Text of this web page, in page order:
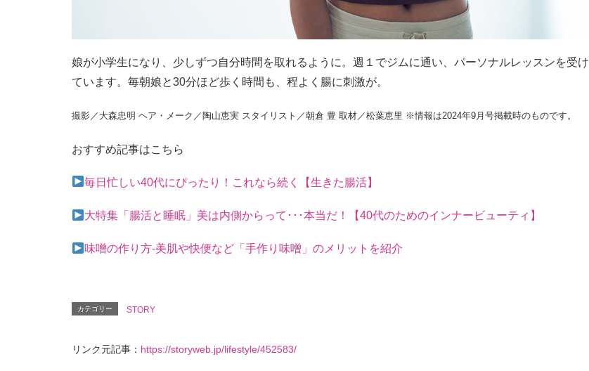
娘が小学生になり、少しずつ自分時間を取れるように。週１でジムに通い、パーソナルレッスンを受け
ています。毎朝娘と30分ほど歩く時間も、程よく腸に刺激が。
撮影／大森忠明 ヘア・メーク／陶山恵実 スタイリスト／朝倉 豊 取材／松葉恵里 ※情報は2024年9月号掲載時のものです。
おすすめ記事はこちら
毎日忙しい40代にぴったり！これなら続く【生きた腸活】
大特集「腸活と睡眠」美は内側からって･･･本当だ！【40代のためのインナービューティ】
味噌の作り方-美肌や快便など「手作り味噌」のメリットを紹介
カテゴリー STORY
リンク元記事： https://storyweb.jp/lifestyle/452583/